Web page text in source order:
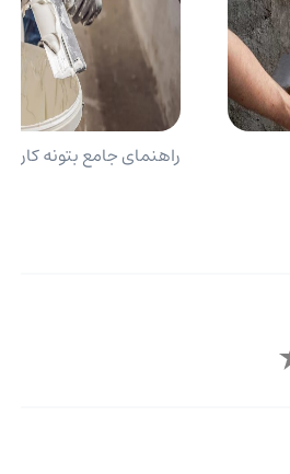
راهنمای جامع بتونه کاری